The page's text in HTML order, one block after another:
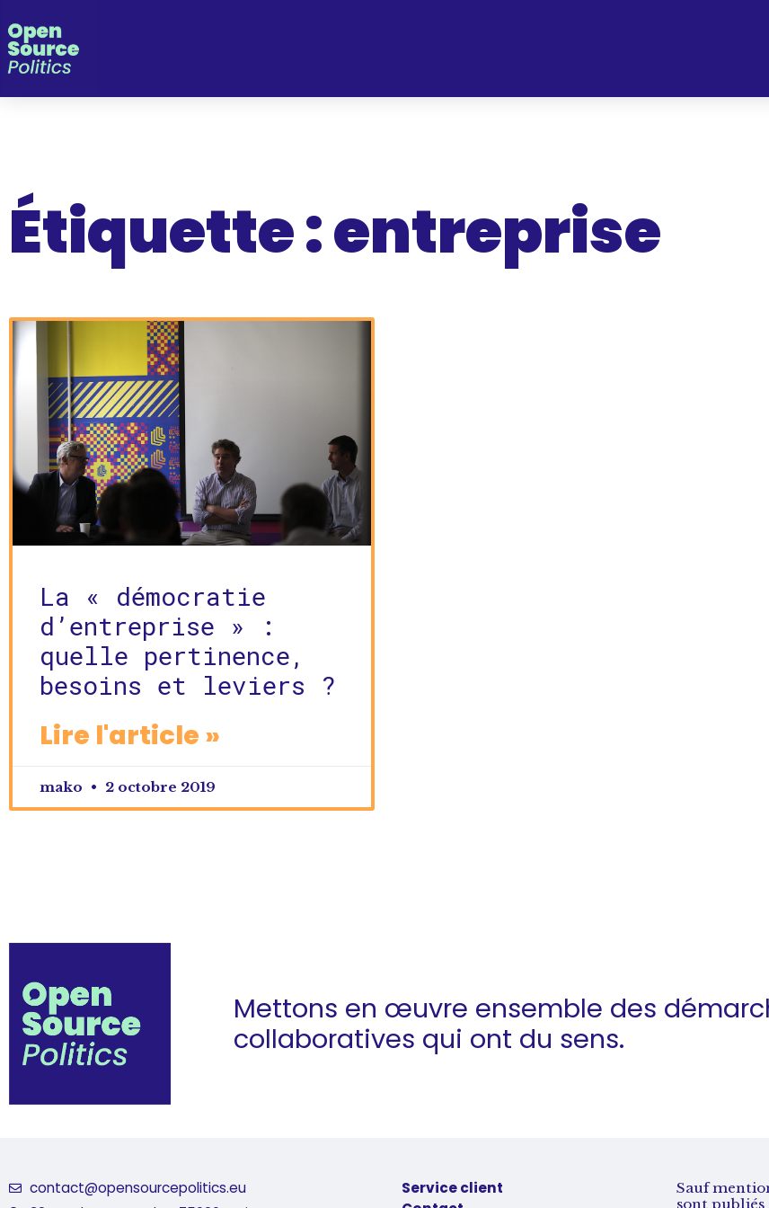
Étiquette : entreprise
La « démocratie
d’entreprise » :
quelle pertinence,
besoins et leviers ?
Lire l'article »
mako 2 octobre 2019
Mettons en œuvre ensemble des
collaboratives qui ont du sens.
contact@opensourcepolitics.eu
Service client
Sauf
sont publiés